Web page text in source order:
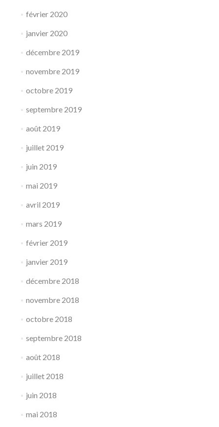
février 2020
janvier 2020
décembre 2019
novembre 2019
octobre 2019
septembre 2019
août 2019
juillet 2019
juin 2019
mai 2019
avril 2019
mars 2019
février 2019
janvier 2019
décembre 2018
novembre 2018
octobre 2018
septembre 2018
août 2018
juillet 2018
juin 2018
mai 2018